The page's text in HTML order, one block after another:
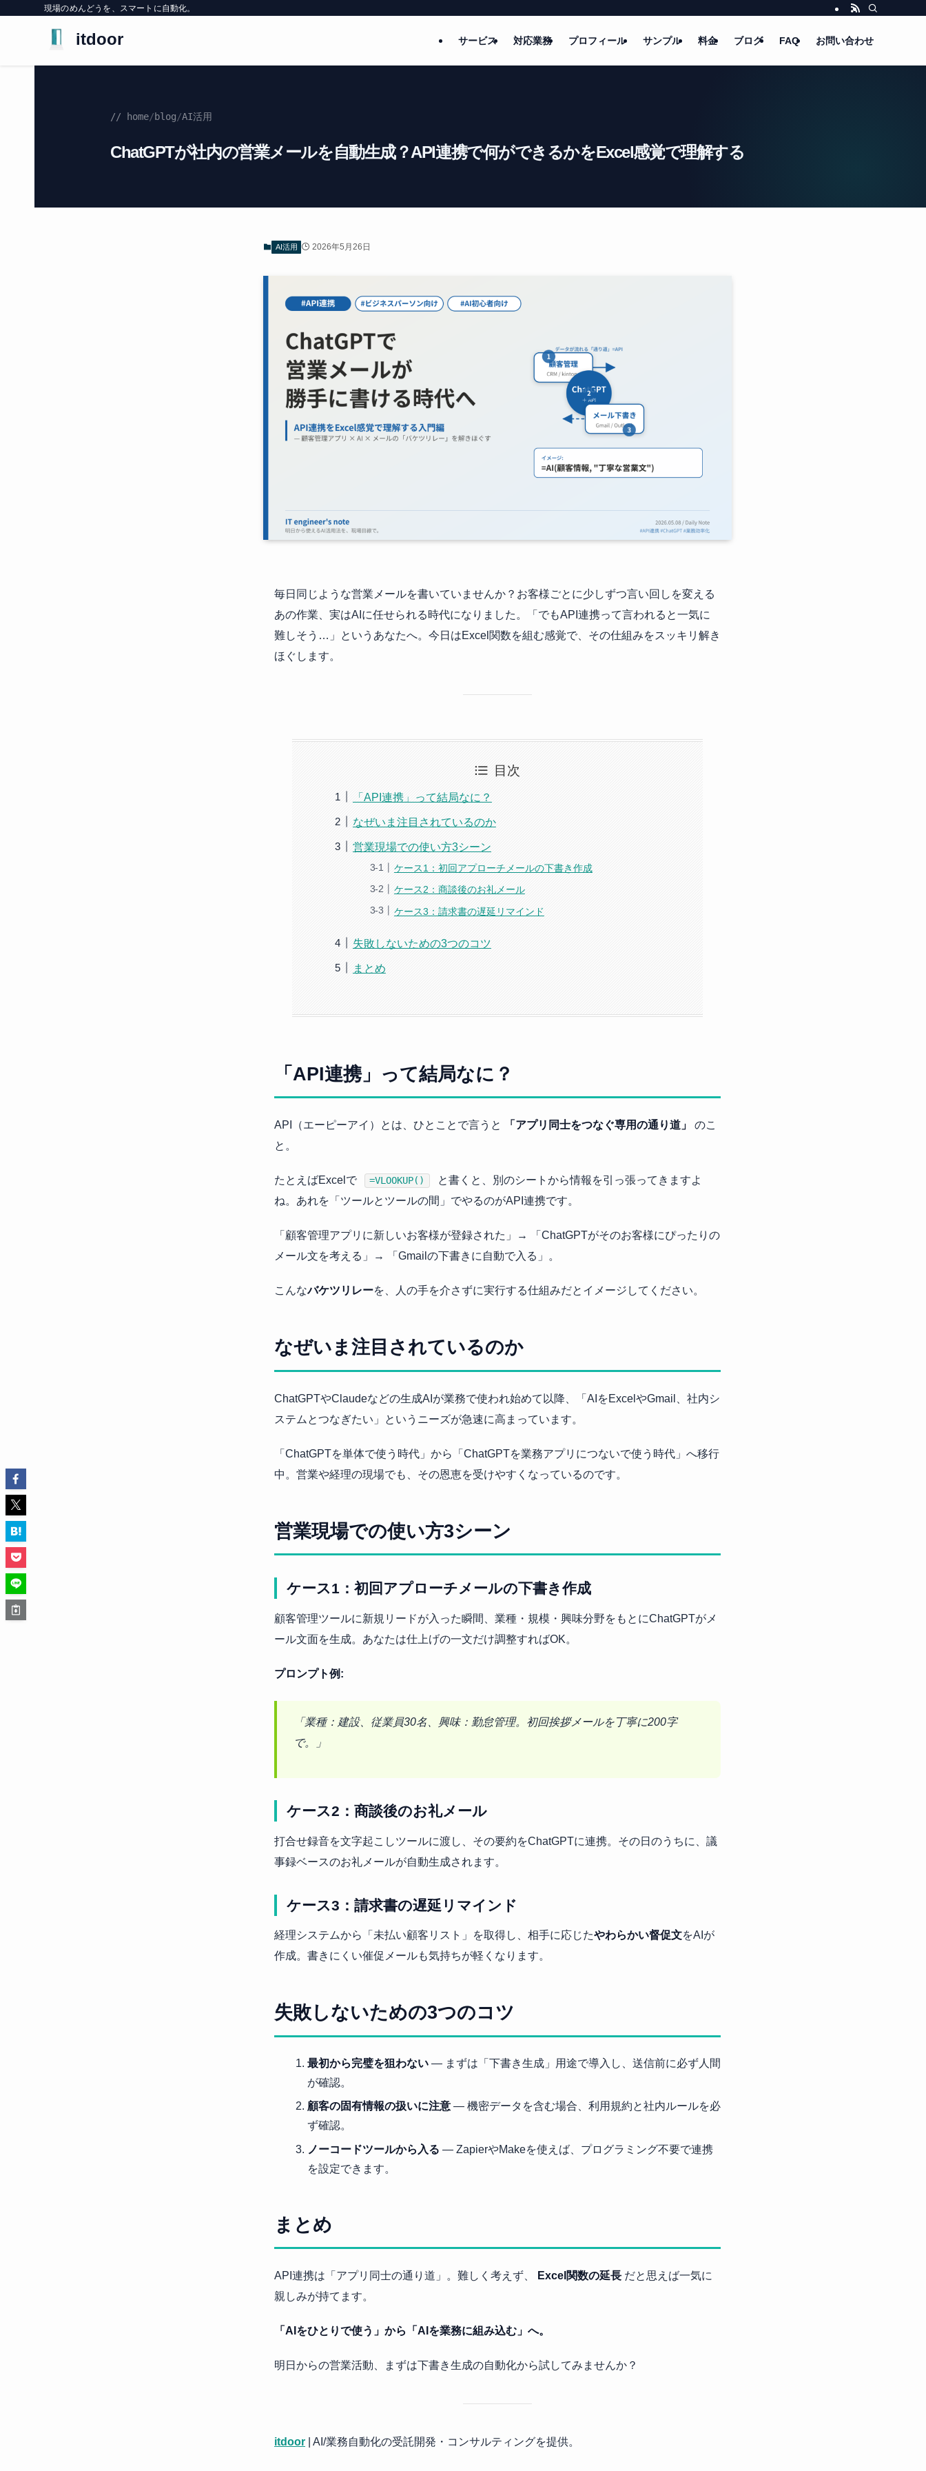
現場のめんどうを、スマートに自動化。
itdoor サービス 対応業務 プロフィール サンプル 料金 ブログ FAQ お問い合わせ
// home/blog/AI活用
ChatGPTが社内の営業メールを自動生成？API連携で何ができるかをExcel感覚で理解する
AI活用 2026年5月26日
毎日同じような営業メールを書いていませんか？お客様ごとに少しずつ言い回しを変える
あの作業、実はAIに任せられる時代になりました。「でもAPI連携って言われると一気に
難しそう…」というあなたへ。今日はExcel関数を組む感覚で、その仕組みをスッキリ解き
ほぐします。
目次
「API連携」って結局なに？
なぜいま注目されているのか
営業現場での使い方3シーン
ケース1：初回アプローチメールの下書き作成
ケース2：商談後のお礼メール
ケース3：請求書の遅延リマインド
失敗しないための3つのコツ
まとめ
「API連携」って結局なに？
API（エーピーアイ）とは、ひとことで言うと 「アプリ同士をつなぐ専用の通り道」
のこ
と。
たとえばExcelで =VLOOKUP()
と書くと、別のシートから情報を引っ張ってきますよ
ね。あれを「ツールとツールの間」でやるのがAPI連携です。
「顧客管理アプリに新しいお客様が登録された」→ 「ChatGPTがそのお客様にぴったりの
メール文を考える」→ 「Gmailの下書きに自動で入る」。
こんなバケツリレーを、人の手を介さずに実行する仕組みだとイメージしてください。
なぜいま注目されているのか
ChatGPTやClaudeなどの生成AIが業務で使われ始めて以降、「AIをExcelやGmail、社内シ
ステムとつなぎたい」というニーズが急速に高まっています。
「ChatGPTを単体で使う時代」から「ChatGPTを業務アプリにつないで使う時代」へ移行
中。営業や経理の現場でも、その恩恵を受けやすくなっているのです。
営業現場での使い方3シーン
ケース1：初回アプローチメールの下書き作成
顧客管理ツールに新規リードが入った瞬間、業種・規模・興味分野をもとにChatGPTがメ
ール文面を生成。あなたは仕上げの一文だけ調整すればOK。
プロンプト例:
「業種：建設、従業員30名、興味：勤怠管理。初回挨拶メールを丁寧に200字
で。」
ケース2：商談後のお礼メール
打合せ録音を文字起こしツールに渡し、その要約をChatGPTに連携。その日のうちに、議
事録ベースのお礼メールが自動生成されます。
ケース3：請求書の遅延リマインド
経理システムから「未払い顧客リスト」を取得し、相手に応じたやわらかい督促文をAIが
作成。書きにくい催促メールも気持ちが軽くなります。
失敗しないための3つのコツ
最初から完璧を狙わない — まずは「下書き生成」用途で導入し、送信前に必ず人間
が確認。
顧客の固有情報の扱いに注意 — 機密データを含む場合、利用規約と社内ルールを必
ず確認。
ノーコードツールから入る — ZapierやMakeを使えば、プログラミング不要で連携
を設定できます。
まとめ
API連携は「アプリ同士の通り道」。難しく考えず、 Excel関数の延長 だと思えば一気に
親しみが持てます。
「AIをひとりで使う」から「AIを業務に組み込む」へ。
明日からの営業活動、まずは下書き生成の自動化から試してみませんか？
itdoor | AI/業務自動化の受託開発・コンサルティングを提供。